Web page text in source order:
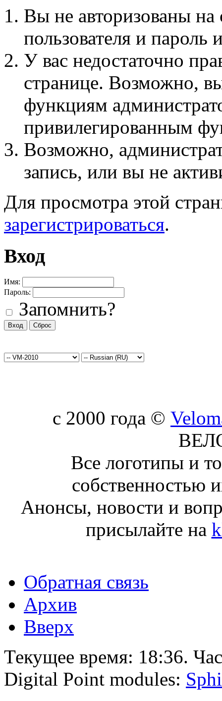
Вы не авторизованы на
пользователя и пароль
У вас недостаточно
странице. Возможно,
функциям
привилегированным
Возможно,
запись, или вы не
Для просмотра этой
зарегистрироваться.
Вход
Имя:
Пароль:
Запомнить?
c 2000 года ©
Все логотипы и
собственностью
Анонсы, новости и
присылайте на
Обратная связь
Архив
Вверх
Текущее время: 18:36.
Digital Point modules: